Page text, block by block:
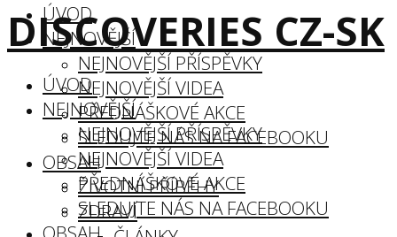
ÚVOD
NEJNOVĚJŠÍ
NEJNOVĚJŠÍ PŘÍSPĚVKY
NEJNOVĚJŠÍ VIDEA
PŘEDNÁŠKOVÉ AKCE
SLEDUJTE NÁS NA FACEBOOKU
OBSAH
ŽIVOTNÍ PŘÍBĚHY
ZDRAVÍ
ÚVOD
NEJNOVĚJŠÍ
NEJNOVĚJŠÍ PŘÍSPĚVKY
NEJNOVĚJŠÍ VIDEA
PŘEDNÁŠKOVÉ AKCE
SLEDUJTE NÁS NA FACEBOOKU